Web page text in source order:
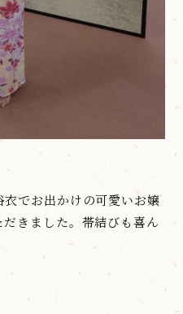
でお出かけの可愛いお嬢
きました。帯結びも喜ん